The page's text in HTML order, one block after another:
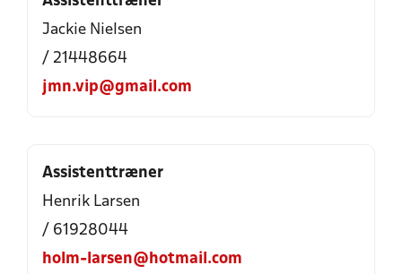
Jackie Nielsen
/ 21448664
jmn.vip@gmail.com
Assistenttræner
Henrik Larsen
/ 61928044
holm-larsen@hotmail.com